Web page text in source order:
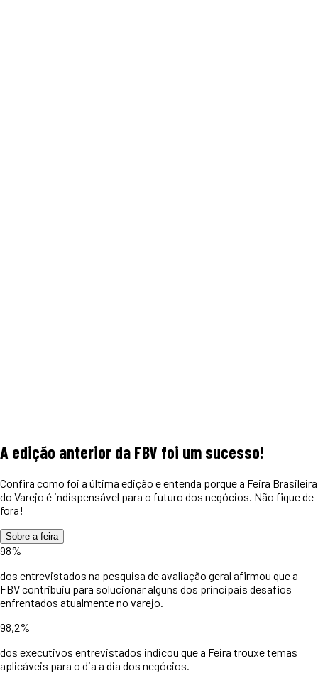
A edição anterior da FBV foi um sucesso!
Confira como foi a última edição e entenda porque a Feira Brasileira
do Varejo é indispensável para o futuro dos negócios. Não fique de
fora!
Sobre a feira
98%
dos entrevistados na pesquisa de avaliação geral afirmou que a
FBV contribuiu para solucionar alguns dos principais desafios
enfrentados atualmente no varejo.
98,2%
dos executivos entrevistados indicou que a Feira trouxe temas
aplicáveis para o dia a dia dos negócios.